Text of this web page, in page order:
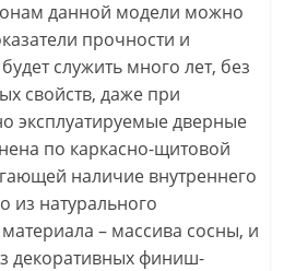
данной модели можно
прочности и
служить много лет, без
свойств, даже при
эксплуатируемые дверные
по каркасно-щитовой
наличие внутреннего
из натурального
– массива сосны, и
декоративных финиш-